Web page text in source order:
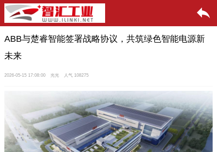
ABB与楚睿智能签署战略协议，共筑绿色智能电源新
未来
2026-05-15 17:08:00 光光 人气 108275